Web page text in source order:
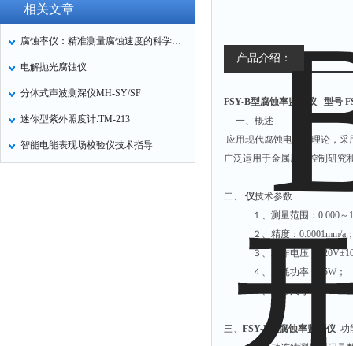
氮氧化物仪
计算机
相关文章
腐蚀率仪：精准测量腐蚀速度的科学工具
电解抛光腐蚀仪
分体式声波测深仪MH-SY/SF
迷你型紫外照度计.TM-213
智能电能表现场校验仪技术指导
产品介绍：
FSY-B型腐蚀率监测仪
型号
一、概述
应用现代腐蚀电化学理论，
广泛运用于金属腐蚀控制研究
二、 仪技术参数
１、测量范围：0.000～
２、精度：0.0001mm/a
３、工作电压：
４、消耗功率：15W；
５、外形尺寸：
三、 FSY-B型腐蚀率监测仪 功